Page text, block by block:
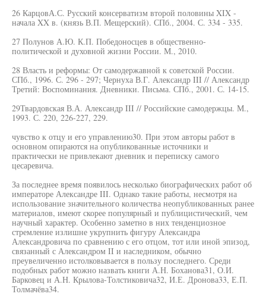
26 КарцовА.С. Русский консерватизм второй половины XIX -
начала XX в. (князь В.П. Мещерский). СПб., 2004. С. 334 - 335.
27 Полунов А.Ю. К.П. Победоносцев в общественно-
политической и духовной жизни России. М., 2010.
28 Власть и реформы: От самодержавной к советской России.
СПб., 1996. С. 296 - 297; Чернуха В.Г. Александр III // Александр
Третий: Воспоминания. Дневники. Письма. СПб., 2001. С. 14-15.
29Твардовская В.А. Александр III // Российские самодержцы. М.,
1993. С. 220, 226-227, 229.
чувство к отцу и его управлению30. При этом авторы работ в
основном опираются на опубликованные источники и
практически не привлекают дневник и переписку самого
цесаревича.
За последнее время появилось несколько биографических работ об
императоре Александре III. Однако такие работы, несмотря на
использование значительного количества неопубликованных ранее
материалов, имеют скорее популярный и публицистический, чем
научный характер. Особенно заметно в них тенденциозное
стремление излишне укрупнить фигуру Александра
Александровича по сравнению с его отцом, тот или иной эпизод,
связанный с Александром II и наследником, обычно
преувеличенно истолковывается в пользу последнего. Среди
подобных работ можно назвать книги А.Н. Боханова31, О.И.
Барковец и А.Н. Крылова-Толстиковича32, И.Е. Дронова33, Е.П.
Толмачёва34.